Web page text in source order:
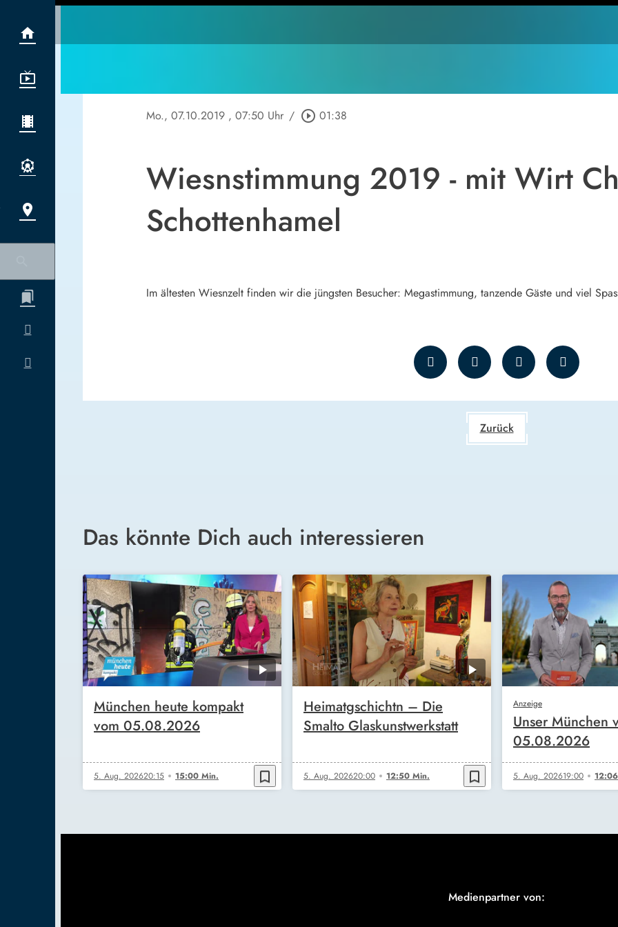
Mo., 07.10.2019 , 07:50 Uhr / play_circle_outline 01:38
Wiesnstimmung 2019 - mit Wirt
Schottenhamel
Im ältesten Wiesnzelt finden wir die jüngsten Besucher: Megastimmung, tanzende Gäste und viel
Zurück
Das könnte Dich auch interessieren
München heute kompakt
vom 05.08.2026
5. Aug. 202620:15 15:00 Min. bookmark_border
Heimatgschichtn – Die
Smalto Glaskunstwerkstatt
5. Aug. 202620:00 12:50 Min. bookmark_border
Anzeige
Unser München
05.08.2026
5. Aug. 202619:00
Medienpartner von: